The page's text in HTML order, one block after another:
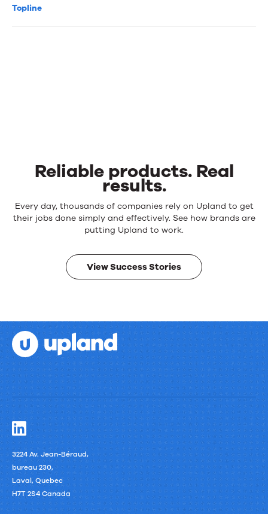
Topline
Reliable products. Real
results.
Reliable
products.
results.
Every day, thousands of companies rely on Upland to get
their jobs done simply and effectively. See how brands are
putting Upland to work.
View Success Stories
3224 Av. Jean-Béraud,
bureau 230,
Laval, Quebec
H7T 2S4 Canada